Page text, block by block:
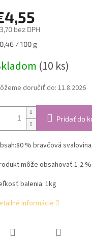
bez DPH
/ 100 g
(10 ks)
doručiť do: 11.8.2026
Pridať do
80 % bravčová
môže obsahovať 1-2
balenia: 1kg
informácie